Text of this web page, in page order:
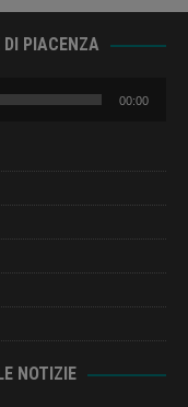
PIACENZA
00:00
NOTIZIE